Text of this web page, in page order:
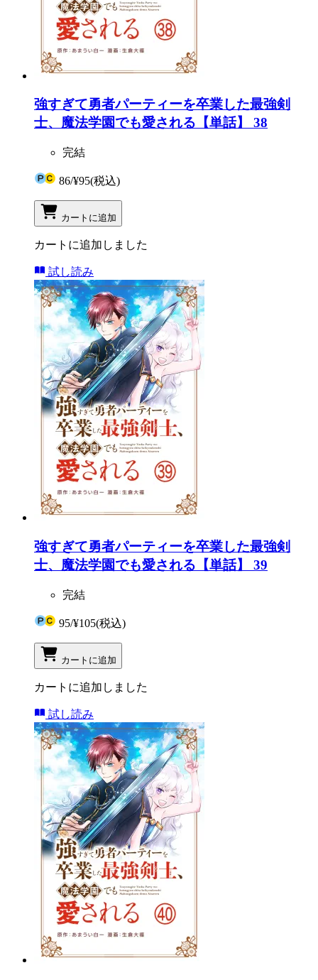
強すぎて勇者パーティーを卒業した最強剣
士、魔法学園でも愛される【単話】 38
完結
86/¥95(税込)
カートに追加
カートに追加しました
試し読み
強すぎて勇者パーティーを卒業した最強剣
士、魔法学園でも愛される【単話】 39
完結
95/¥105(税込)
カートに追加
カートに追加しました
試し読み